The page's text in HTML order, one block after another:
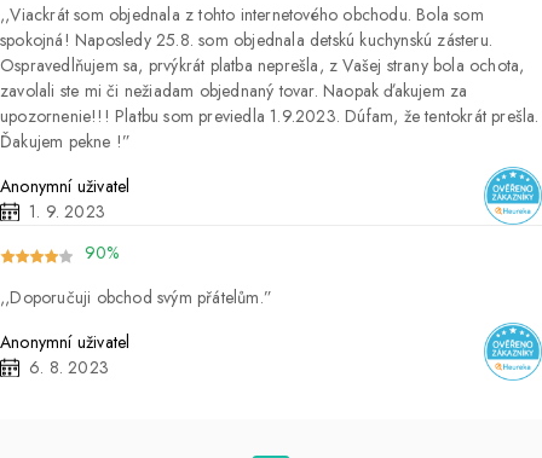
Viackrát som objednala z tohto internetového obchodu. Bola som
spokojná! Naposledy 25.8. som objednala detskú kuchynskú zásteru.
Ospravedlňujem sa, prvýkrát platba neprešla, z Vašej strany bola ochota,
zavolali ste mi či nežiadam objednaný tovar. Naopak ďakujem za
upozornenie!!! Platbu som previedla 1.9.2023. Dúfam, že tentokrát prešla.
Ďakujem pekne !
Anonymní uživatel
1. 9. 2023
90%
Doporučuji obchod svým přátelům.
Anonymní uživatel
6. 8. 2023